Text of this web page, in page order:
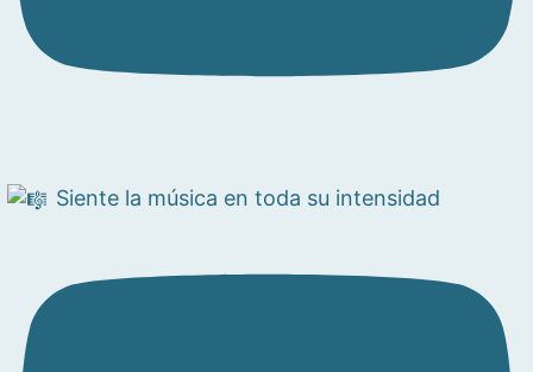
Siente la música en toda su intensidad